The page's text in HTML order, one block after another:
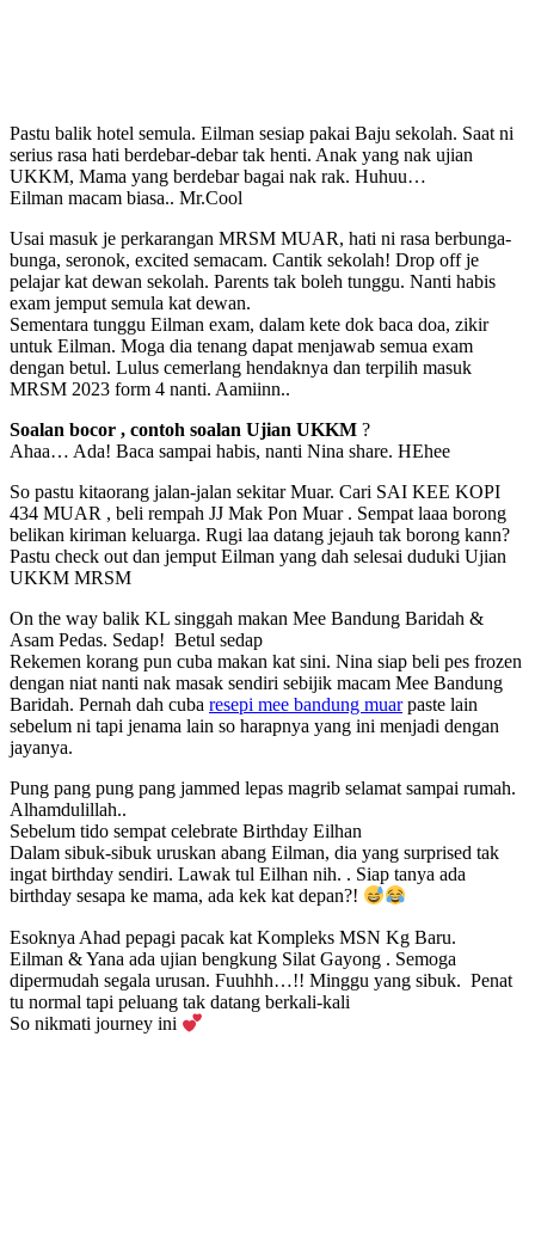
Pastu balik hotel semula. Eilman sesiap pakai Baju sekolah. Saat ni
serius rasa hati berdebar-debar tak henti. Anak yang nak ujian
UKKM, Mama yang berdebar bagai nak rak. Huhuu…
Eilman macam biasa.. Mr.Cool
Usai masuk je perkarangan MRSM MUAR, hati ni rasa berbunga-
bunga, seronok, excited semacam. Cantik sekolah! Drop off je
pelajar kat dewan sekolah. Parents tak boleh tunggu. Nanti habis
exam jemput semula kat dewan.
Sementara tunggu Eilman exam, dalam kete dok baca doa, zikir
untuk Eilman. Moga dia tenang dapat menjawab semua exam
dengan betul. Lulus cemerlang hendaknya dan terpilih masuk
MRSM 2023 form 4 nanti. Aamiinn..
Soalan bocor , contoh soalan Ujian UKKM ?
Ahaa… Ada! Baca sampai habis, nanti Nina share. HEhee
So pastu kitaorang jalan-jalan sekitar Muar. Cari SAI KEE KOPI
434 MUAR , beli rempah JJ Mak Pon Muar . Sempat laaa borong
belikan kiriman keluarga. Rugi laa datang jejauh tak borong kann?
Pastu check out dan jemput Eilman yang dah selesai duduki Ujian
UKKM MRSM
On the way balik KL singgah makan Mee Bandung Baridah &
Asam Pedas. Sedap! Betul sedap
Rekemen korang pun cuba makan kat sini. Nina siap beli pes frozen
dengan niat nanti nak masak sendiri sebijik macam Mee Bandung
Baridah. Pernah dah cuba resepi mee bandung muarpaste lain
sebelum ni tapi jenama lain so harapnya yang ini menjadi dengan
jayanya.
Pung pang pung pang jammed lepas magrib selamat sampai rumah.
Alhamdulillah..
Sebelum tido sempat celebrate Birthday Eilhan
Dalam sibuk-sibuk uruskan abang Eilman, dia yang surprised tak
ingat birthday sendiri. Lawak tul Eilhan nih. . Siap tanya ada
birthday sesapa ke mama, ada kek kat depan?!
Esoknya Ahad pepagi pacak kat Kompleks MSN Kg Baru.
Eilman & Yana ada ujian bengkung Silat Gayong . Semoga
dipermudah segala urusan. Fuuhhh…!! Minggu yang sibuk. Penat
tu normal tapi peluang tak datang berkali-kali
So nikmati journey ini